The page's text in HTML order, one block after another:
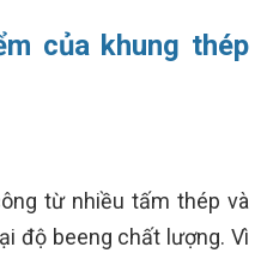
của khung thép
từ nhiều tấm thép và
độ beeng chất lượng. Vì